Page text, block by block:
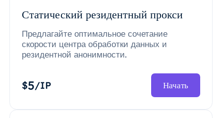
Статический резидентный прокси
Предлагайте оптимальное сочетание
скорости центра обработки данных и
резидентной анонимности.
$5/IP Начать